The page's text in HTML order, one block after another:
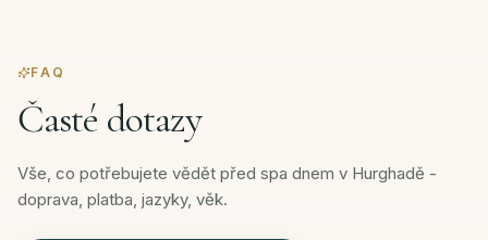
FAQ
Časté dotazy
Vše, co potřebujete vědět před spa dnem v Hurghadě -
doprava, platba, jazyky, věk.